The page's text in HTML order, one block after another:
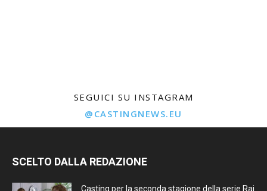
SEGUICI SU INSTAGRAM
@CASTINGNEWS.EU
SCELTO DALLA REDAZIONE
Casting per la seconda stagione della serie Rai